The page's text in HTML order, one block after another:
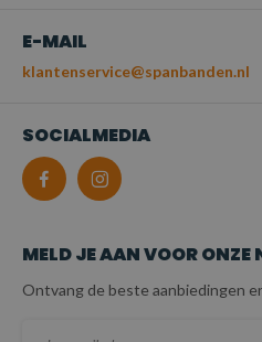
E-MAIL
klantenservice@spanbanden.nl
SOCIALMEDIA
MELD JE AAN VOOR ONZE
Ontvang de beste aanbiedingen